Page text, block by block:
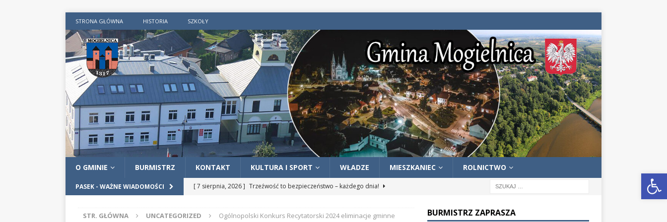
Otwórz pasek narzędzi
STRONA GŁÓWNA HISTORIA SZKOŁY
O GMINIE BURMISTRZ KONTAKT KULTURA I SPORT WŁADZE MIESZKANIEC ROLNICTWO
PASEK - WAŻNE WIADOMOŚCI [ 7 sierpnia, 2026 ] Trzeźwość to bezpieczeństwo – każdego dnia!
[ 4 sierpnia, 2026 ] ZWROT PODATKU AKCYZOWEGO DLA ROLNIKÓW –
STR. GŁÓWNA UNCATEGORIZED Ogólnopolski Konkurs Recytatorski 2024 eliminacje gminne BURMISTRZ ZAPRASZA